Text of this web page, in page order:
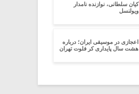
کیان سلطانی، نوازنده نامدار
ویولنسل
اعجازی در موسیقی ایران؛ درباره
هشت سال پایداری کر‌ فلوت تهران